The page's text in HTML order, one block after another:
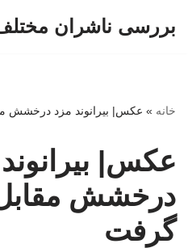
بررسی ناشران
خانه » عکس| بیرانوند مزد درخشش
عکس|
درخشش مقابل
گرفت